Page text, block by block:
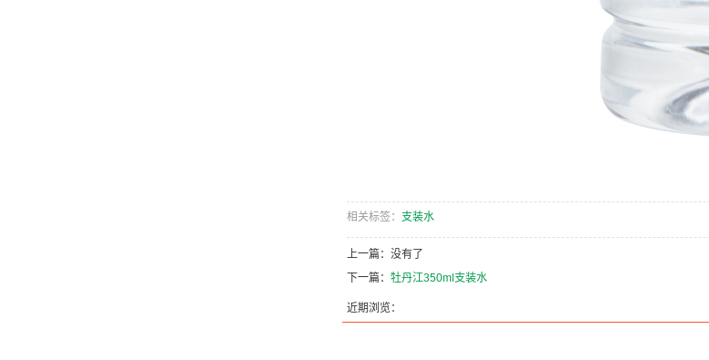
相关标签： 支装水
上一篇：没有了
下一篇： 牡丹江350ml支装水
近期浏览：